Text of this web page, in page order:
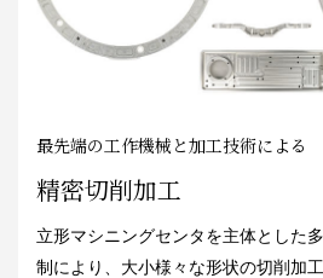
最先端の工作機械と加工技術による
精密切削加工
立形マシニングセンタを主体とした
制により、大小様々な形状の切削加工